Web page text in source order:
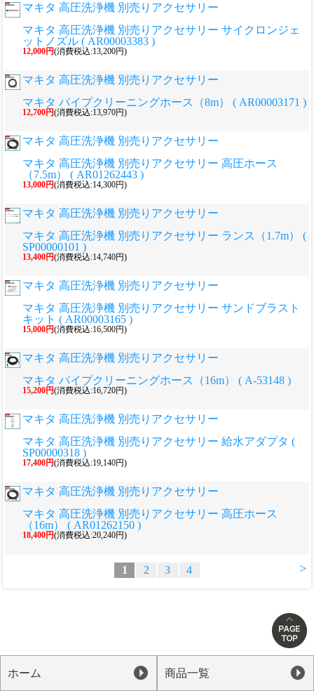
マキタ 高圧洗浄機 別売りアクセサリー
マキタ 高圧洗浄機 別売りアクセサリー サイクロンジェ
ットノズル ( AR00003383 )
12,000円(消費税込:13,200円)
マキタ 高圧洗浄機 別売りアクセサリー
マキタ パイプクリーニングホース（8m） ( AR00003171 )
12,700円(消費税込:13,970円)
マキタ 高圧洗浄機 別売りアクセサリー
マキタ 高圧洗浄機 別売りアクセサリー 高圧ホース
（7.5m） ( AR01262443 )
13,000円(消費税込:14,300円)
マキタ 高圧洗浄機 別売りアクセサリー
マキタ 高圧洗浄機 別売りアクセサリー ランス（1.7m） (
SP00000101 )
13,400円(消費税込:14,740円)
マキタ 高圧洗浄機 別売りアクセサリー
マキタ 高圧洗浄機 別売りアクセサリー サンドブラスト
キット ( AR00003165 )
15,000円(消費税込:16,500円)
マキタ 高圧洗浄機 別売りアクセサリー
マキタ パイプクリーニングホース（16m） ( A-53148 )
15,200円(消費税込:16,720円)
マキタ 高圧洗浄機 別売りアクセサリー
マキタ 高圧洗浄機 別売りアクセサリー 給水アダプタ (
SP00000318 )
17,400円(消費税込:19,140円)
マキタ 高圧洗浄機 別売りアクセサリー
マキタ 高圧洗浄機 別売りアクセサリー 高圧ホース
（16m） ( AR01262150 )
18,400円(消費税込:20,240円)
>
1 2 3 4
ホーム 商品一覧